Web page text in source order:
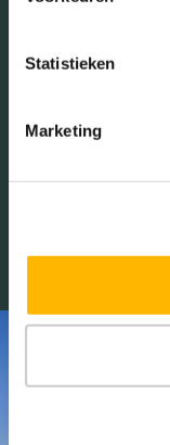
Statistieken
Marketing